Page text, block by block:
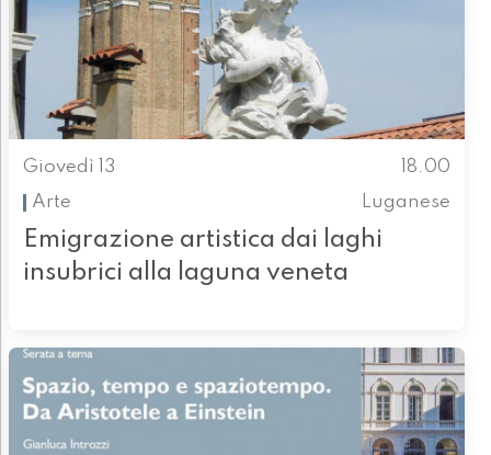
Giovedì 13
18.00
Arte
Luganese
Emigrazione artistica dai laghi
insubrici alla laguna veneta